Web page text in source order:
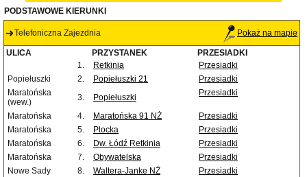
PODSTAWOWE KIERUNKI
Telefoniczna Zajezdnia Pokaż na mapie
ULICA PRZYSTANEK
PRZESIADKI
1.
Retkinia
Przesiadki
Popiełuszki
2. Popiełuszki 21
Przesiadki
Maratońska
(wew.)
3. Popiełuszki Przesiadki
Maratońska 4. Maratońska 91 NŻ
Przesiadki
Maratońska
5. Plocka
Przesiadki
Maratońska
6. Dw. Łódź Retkinia
Przesiadki
Maratońska
7. Obywatelska
Przesiadki
Nowe Sady
8. Waltera-Janke NŻ
Przesiadki